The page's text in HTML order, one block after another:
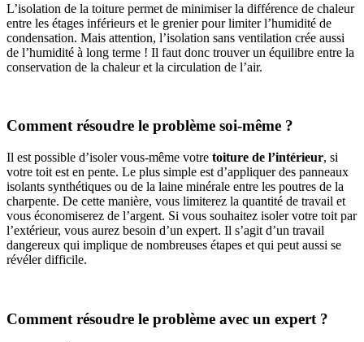
L’isolation de la toiture permet de minimiser la différence de chaleur
entre les étages inférieurs et le grenier pour limiter l’humidité de
condensation. Mais attention, l’isolation sans ventilation crée aussi
de l’humidité à long terme ! Il faut donc trouver un équilibre entre la
conservation de la chaleur et la circulation de l’air.
Comment résoudre le problème soi-même ?
Il est possible d’isoler vous-même votre toiture de l’intérieur, si
votre toit est en pente. Le plus simple est d’appliquer des panneaux
isolants synthétiques ou de la laine minérale entre les poutres de la
charpente. De cette manière, vous limiterez la quantité de travail et
vous économiserez de l’argent. Si vous souhaitez isoler votre toit par
l’extérieur, vous aurez besoin d’un expert. Il s’agit d’un travail
dangereux qui implique de nombreuses étapes et qui peut aussi se
révéler difficile.
Comment résoudre le problème avec un expert ?